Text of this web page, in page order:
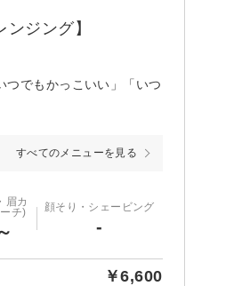
ジング】
でもかっこいい」「いつ
すべてのメニューを見る
眉カ
チ)
顔そり・シェービング
-
￥6,600